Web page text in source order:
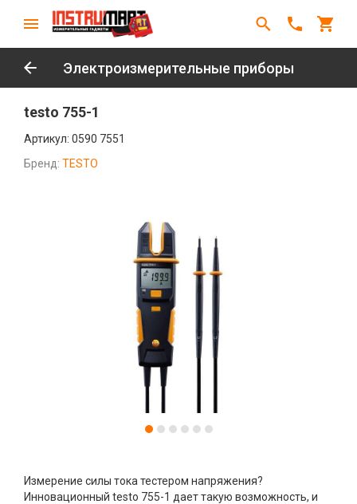
Электроизмерительные приборы
testo 755-1
Артикул: 0590 7551
Бренд: TESTO
Измерение силы тока тестером напряжения?
Инновационный testo 755-1 дает такую возможность, и